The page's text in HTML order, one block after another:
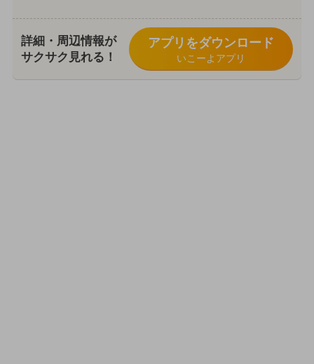
詳細・周辺情報が
サクサク見れる！
アプリをダウンロード
いこーよアプリ